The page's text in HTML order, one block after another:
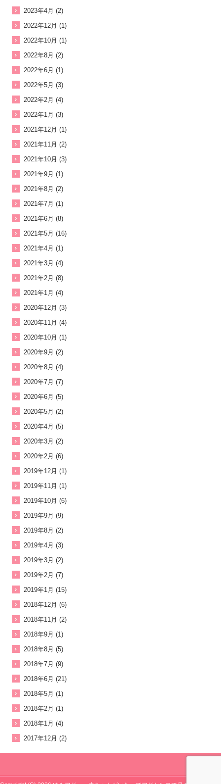
2023年4月 (2)
2022年12月 (1)
2022年10月 (1)
2022年8月 (2)
2022年6月 (1)
2022年5月 (3)
2022年2月 (4)
2022年1月 (3)
2021年12月 (1)
2021年11月 (2)
2021年10月 (3)
2021年9月 (1)
2021年8月 (2)
2021年7月 (1)
2021年6月 (8)
2021年5月 (16)
2021年4月 (1)
2021年3月 (4)
2021年2月 (8)
2021年1月 (4)
2020年12月 (3)
2020年11月 (4)
2020年10月 (1)
2020年9月 (2)
2020年8月 (4)
2020年7月 (7)
2020年6月 (5)
2020年5月 (2)
2020年4月 (5)
2020年3月 (2)
2020年2月 (6)
2019年12月 (1)
2019年11月 (1)
2019年10月 (6)
2019年9月 (9)
2019年8月 (2)
2019年4月 (3)
2019年3月 (2)
2019年2月 (7)
2019年1月 (15)
2018年12月 (6)
2018年11月 (2)
2018年9月 (1)
2018年8月 (5)
2018年7月 (9)
2018年6月 (21)
2018年5月 (1)
2018年2月 (1)
2018年1月 (4)
2017年12月 (2)